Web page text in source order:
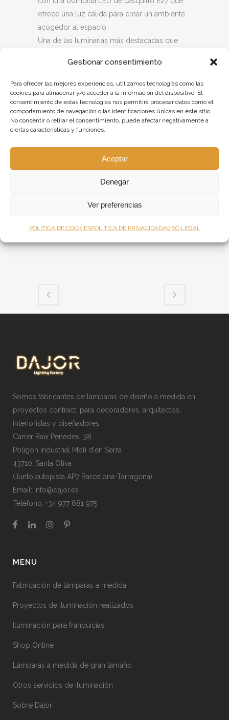
Gestionar consentimiento
Para ofrecer las mejores experiencias, utilizamos tecnologías como las
cookies para almacenar y/o acceder a la información del dispositivo. El
consentimiento de estas tecnologías nos permitirá procesar datos como el
comportamiento de navegación o las identificaciones únicas en este sitio.
No consentir o retirar el consentimiento, puede afectar negativamente a
ciertas características y funciones.
Aceptar
Denegar
Ver preferencias
POLÍTICA DE COOKIESPOLÍTICA DE PRIVACIDADAVISO LEGAL
ofrece una luz cálida para crear un ambiente
acogedor al espacio.
Una de las luminarias más destacadas que
aplique de pared con dos pantallas. La
pantalla superior, más alargada y en acabado
blanco brillo junto a la inferior un poco más
esférica en acabado rojo brillo combinan a la
perfección. Estos apliques de pared
iluminarán tu estancia perfectamente.
Por último y cambiando de estilo, fabricamos
unas lámparas de mesa especiales con bolas
web.
Somos fabricantes de lámparas de diseño a medida en
proyectos contract: para decoradores, arquitectos,
interioristas y diseñadores.
Carrer Baix Penedès, 38
Polígon industrial Molí d'en Serra
43710, Santa Oliva
(Junto autopista AP7 Barcelona-Tarragona)
Email: info@dajor.es
Teléfono: +34 977 681 975
MENU
Fabricación de lámparas a medida
Proyectos de iluminación realizados
Iluminación para franquicias
Shop Online
Lámparas a medida de gran tamaño
Otros servicios de iluminación
Sobre Dajor